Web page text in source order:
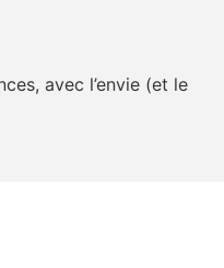
avec l’envie (et le